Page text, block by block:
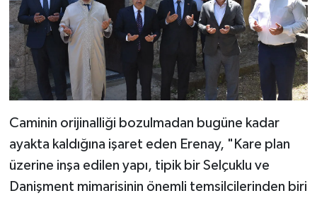
Caminin orijinalliği bozulmadan bugüne kadar
ayakta kaldığına işaret eden Erenay, "Kare plan
üzerine inşa edilen yapı, tipik bir Selçuklu ve
Danişment mimarisinin önemli temsilcilerinden biri
Bursa Müftülüğü
Çanakkale Müftülüğü
Çankırı Müftülüğü
Çorum Müftülüğü
Denizli Müftülüğü
Duyurular
Podcast
Bilim, Teknoloji
Biyografiler
Diyanet TV